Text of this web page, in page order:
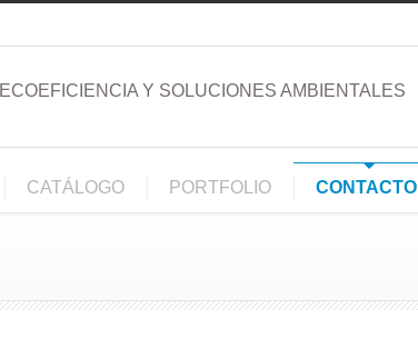
ECOEFICIENCIA Y SOLUCIONES AMBIENTALES
CATÁLOGO PORTFOLIO CONTACTO